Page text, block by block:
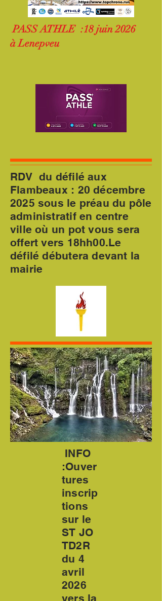
PASS ATHLE :18 juin 2026
à Lenepveu
RDV du défilé aux
Flambeaux : 20 décembre
2025 sous le préau du pôle
administratif en centre
ville où un pot vous sera
offert vers 18hh00.Le
défilé débutera devant la
mairie
INFO
:Ouver
tures
inscrip
tions
sur le
ST JO
TD2R
du 4
avril
2026
vers la